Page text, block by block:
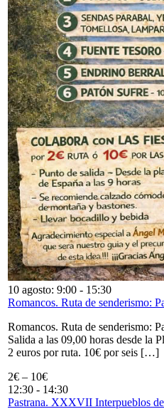
10 agosto: 9:00 - 15:30
Romancos. Ruta de senderismo:
Romancos. Ruta de senderismo:
Salida a las 09,00 horas desde la
2 euros por ruta. 10€ por seis […]
2€ – 10€
12:30 - 14:30
Pastrana. XXXVII Interpueblos